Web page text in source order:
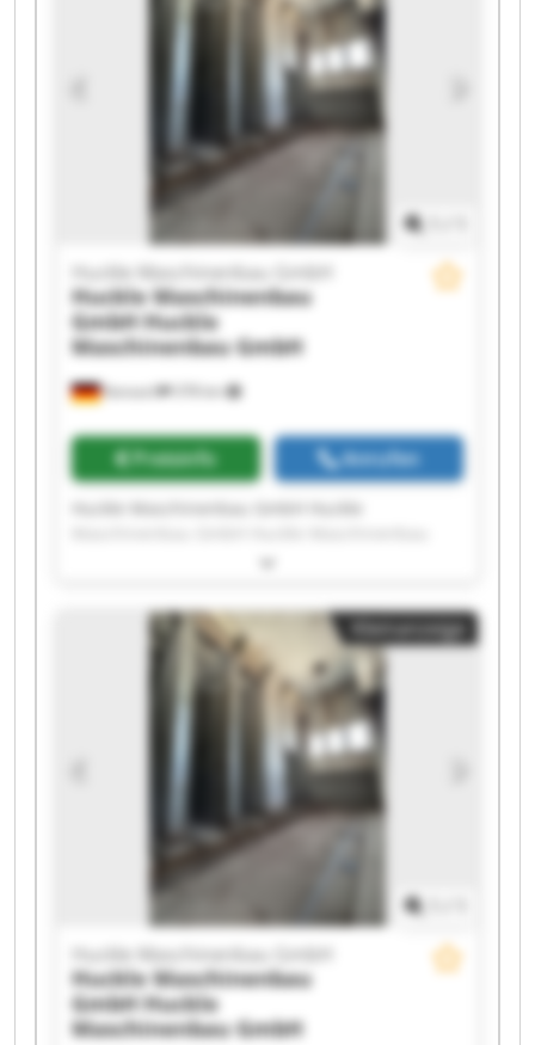
GmbH Huckle Maschinenbau GmbH Huckle
Maschinenbau GmbH Huckle Maschinenbau
GmbH Huckle Maschinenbau GmbH Huckle
Maschinenbau GmbH Huckle Maschinenbau
GmbH Huckle Maschinenbau GmbH Huckle
Maschinenbau GmbH
Kanzach 378 km
Huckle Maschinenbau GmbH
Huckle Maschinenbau
GmbHHuckle
Maschinenbau GmbH
Preisinfo Anrufen
GmbH Huckle Maschinenbau GmbH Huckle
GmbH Huckle Maschinenbau GmbH Huckle
Maschinenbau GmbH Huckle Maschinenbau
GmbH Huckle Maschinenbau GmbH Huckle
Maschinenbau GmbH Huckle Maschinenbau
GmbH Huckle Maschinenbau GmbH Huckle
Maschinenbau GmbH Huckle Maschinenbau
GmbH Huckle Maschinenbau GmbH Huckle
Maschinenbau GmbH Huckle Maschinenbau
GmbH Huckle Maschinenbau GmbH Huckle
Maschinenbau GmbH
Kleinanzeige
Huckle Maschinenbau GmbH
Huckle Maschinenbau
GmbHHuckle
Maschinenbau GmbH